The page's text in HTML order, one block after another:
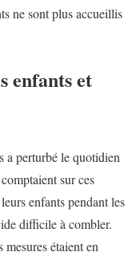
ne sont plus accueillis
enfants et
a perturbé le quotidien
sur ces
enfants pendant les
difficile à combler.
étaient en